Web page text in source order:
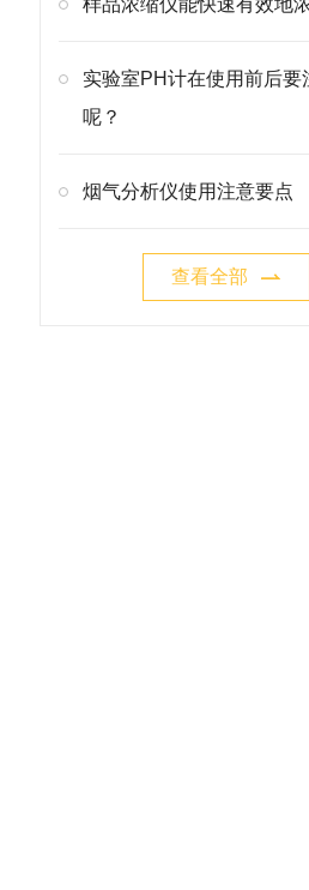
样品浓缩仪能快速有效地
实验室PH计在使用前后要
呢？
烟气分析仪使用注意要点
查看全部